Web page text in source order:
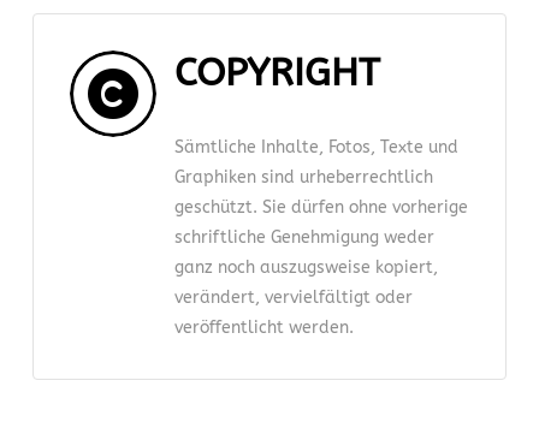
COPYRIGHT
Sämtliche Inhalte, Fotos, Texte und
Graphiken sind urheberrechtlich
geschützt. Sie dürfen ohne vorherige
schriftliche Genehmigung weder
ganz noch auszugsweise kopiert,
verändert, vervielfältigt oder
veröffentlicht werden.